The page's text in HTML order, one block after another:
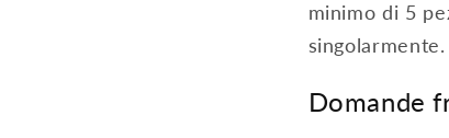
minimo di 5
singolarmente.
Domande